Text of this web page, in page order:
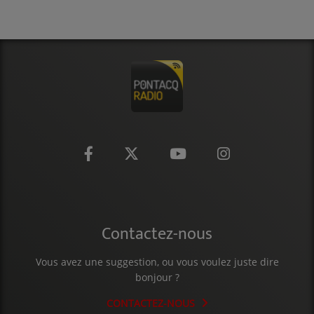
Contactez-nous
Vous avez une suggestion, ou vous voulez juste dire
bonjour ?
CONTACTEZ-NOUS